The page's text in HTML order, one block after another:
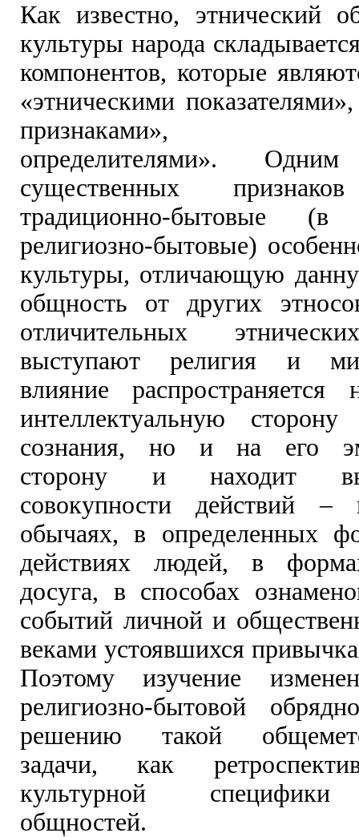
Как известно, этнический
культуры народа
компонентов, которые
«этническими
признаками»,
определителями».
существенных
традиционно-бытовые
религиозно-бытовые)
культуры, отличающую
общность от других
отличительных
выступают религия и
влияние
интеллектуальную сторону
сознания, но и на его
сторону и находит
совокупности действий
обычаях, в определенных
действиях людей, в
досуга, в способах
событий личной и
веками устоявшихся
Поэтому изучение
религиозно-бытовой
решению такой
задачи, как
культурной специфики
общностей.